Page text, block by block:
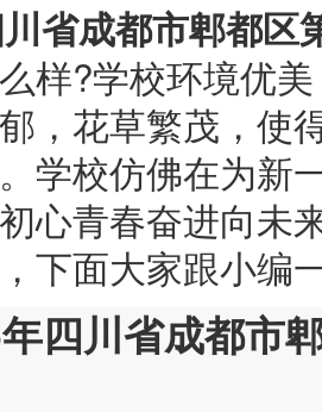
省成都市郫都区
样?学校环境优
，花草繁茂，使
学校仿佛在为新
心青春奋进向未
下面大家跟小编
四川省成都市